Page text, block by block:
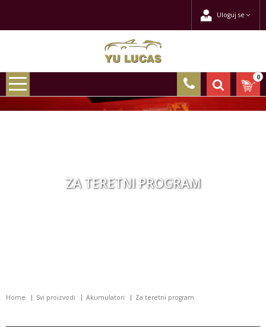
Uloguj se
0
ZA TERETNI PROGRAM
Home Svi proizvodi Akumulatori Za teretni program